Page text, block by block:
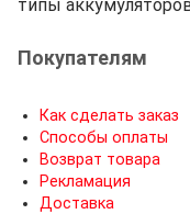
типы
Покупателям
Как сделать заказ
Способы оплаты
Возврат товара
Рекламация
Доставка